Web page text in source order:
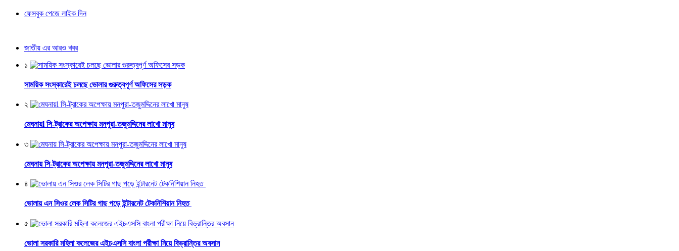
ফেসবুক পেজে লাইক দিন
জাতীয় এর আরও খবর
১
সাময়িক সংস্কারেই চলছে ভোলার গুরুত্বপূর্ণ অফিসের সড়ক
২
মেঘনায়l সি-ট্রাকের অপেক্ষায় মনপুরা-তজুমদ্দিনের লাখো মানুষ
৩
মেঘনায় সি-ট্রাকের অপেক্ষায় মনপুরা-তজুমদ্দিনের লাখো মানুষ
৪
ভোলায় এন সিওর লেক সিটির গাছ পড়ে ইন্টারনেট টেকনিশিয়ান নিহত
৫
ভোলা সরকারি মহিলা কলেজের এইচএসসি বাংলা পরীক্ষা নিয়ে বিভ্রান্তির অবসান